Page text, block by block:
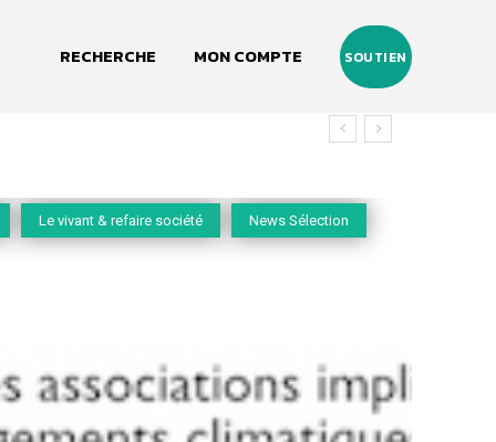
RECHERCHE MON COMPTE SOUTIEN
Le vivant & refaire société News Sélection